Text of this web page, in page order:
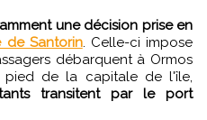
une décision prise en
de Santorin. Celle-ci impose
débarquent à Ormos
pied de la capitale de l'île,
transitent par le port